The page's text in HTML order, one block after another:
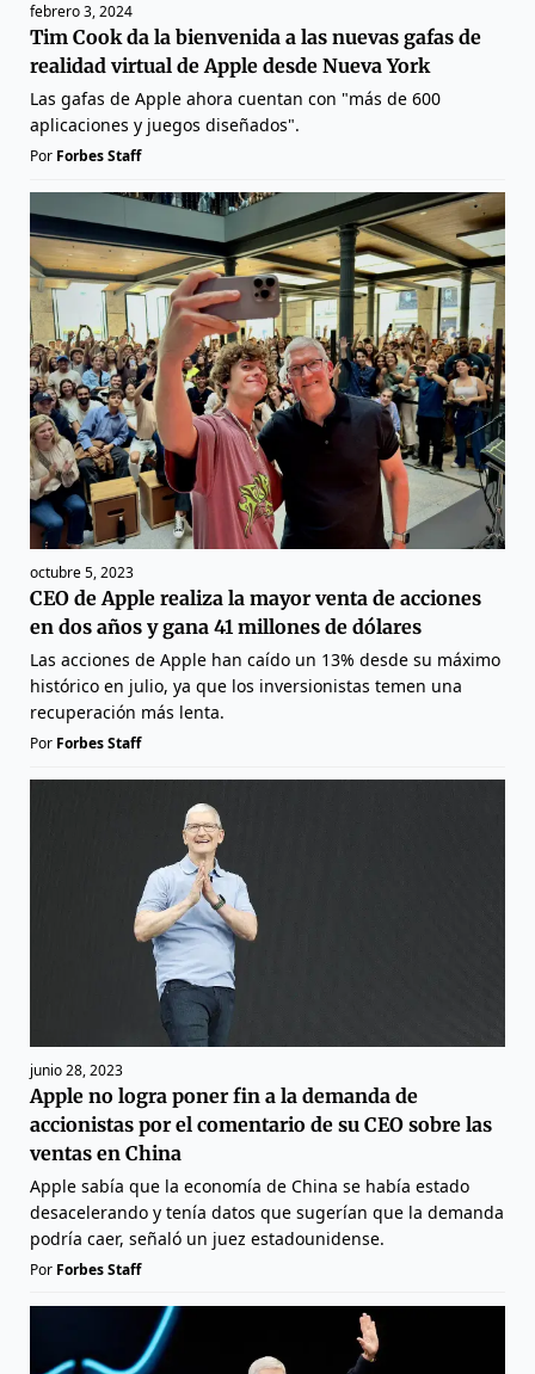
febrero 3, 2024
Tim Cook da la bienvenida a las nuevas gafas de
realidad virtual de Apple desde Nueva York
Las gafas de Apple ahora cuentan con "más de 600
aplicaciones y juegos diseñados".
Por Forbes Staff
octubre 5, 2023
CEO de Apple realiza la mayor venta de acciones
en dos años y gana 41 millones de dólares
Las acciones de Apple han caído un 13% desde su máximo
histórico en julio, ya que los inversionistas temen una
recuperación más lenta.
Por Forbes Staff
junio 28, 2023
Apple no logra poner fin a la demanda de
accionistas por el comentario de su CEO sobre las
ventas en China
Apple sabía que la economía de China se había estado
desacelerando y tenía datos que sugerían que la demanda
podría caer, señaló un juez estadounidense.
Por Forbes Staff